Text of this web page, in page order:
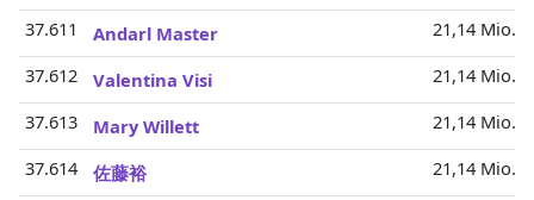
37.611
Andarl Master
21,14 Mio.
37.612
Valentina Visi
21,14 Mio.
37.613
Mary Willett
21,14 Mio.
37.614
佐藤裕
21,14 Mio.